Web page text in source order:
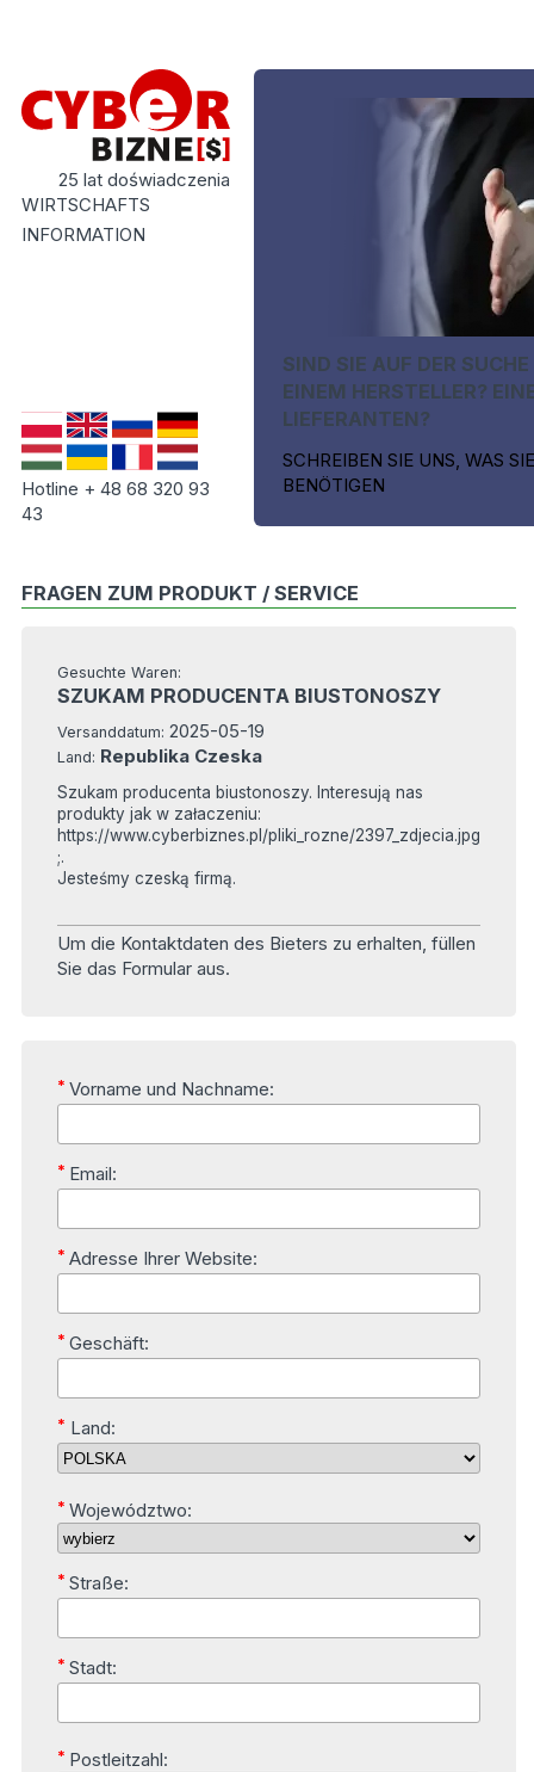
25 lat doświadczenia
WIRTSCHAFTS
INFORMATION
Hotline + 48 68 320 93
43
SIND SIE AUF DER
EINEM HERSTELLER?
LIEFERANTEN?
SCHREIBEN SIE UNS, WAS SIE
BENÖTIGEN
FRAGEN ZUM PRODUKT / SERVICE
Gesuchte Waren:
SZUKAM PRODUCENTA BIUSTONOSZY
Versanddatum: 2025-05-19
Land: Republika Czeska
Szukam producenta biustonoszy. Interesują nas
produkty jak w załaczeniu:
https://www.cyberbiznes.pl/pliki_rozne/2397_zdjecia.jpg
;.
Jesteśmy czeską firmą.
Um die Kontaktdaten des Bieters zu erhalten, füllen
Sie das Formular aus.
* Vorname und Nachname:
* Email:
* Adresse Ihrer Website:
* Geschäft:
* Land:
* Województwo:
* Straße:
* Stadt:
* Postleitzahl: